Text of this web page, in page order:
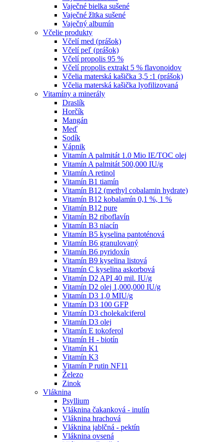
Vaječné bielka sušené
Vaječné žltka sušené
Vaječný albumín
Včelie produkty
Včelí med (prášok)
Včelí peľ (prášok)
Včelí propolis 95 %
Včelí propolis extrakt 5 % flavonoidov
Včelia materská kašička 3,5 :1 (prášok)
Včelia materská kašička lyofilizovaná
Vitamíny a minerály
Draslík
Horčík
Mangán
Meď
Sodík
Vápnik
Vitamín A palmitát 1.0 Mio IE/TOC olej
Vitamín A palmitát 500,000 IU/g
Vitamín A retinol
Vitamín B1 tiamín
Vitamín B12 (methyl cobalamin hydrate)
Vitamín B12 kobalamín 0,1 %, 1 %
Vitamín B12 pure
Vitamín B2 riboflavín
Vitamín B3 niacín
Vitamín B5 kyselina pantoténová
Vitamín B6 granulovaný
Vitamín B6 pyridoxín
Vitamín B9 kyselina listová
Vitamín C kyselina askorbová
Vitamín D2 API 40 mil. IU/g
Vitamín D2 olej 1,000,000 IU/g
Vitamín D3 1,0 MIU/g
Vitamín D3 100 GFP
Vitamín D3 cholekalciferol
Vitamín D3 olej
Vitamín E tokoferol
Vitamín H - biotín
Vitamín K1
Vitamín K3
Vitamín P rutin NF11
Železo
Zinok
Vláknina
Psyllium
Vláknina čakanková - inulín
Vláknina hrachová
Vláknina jablčná - pektín
Vláknina ovsená